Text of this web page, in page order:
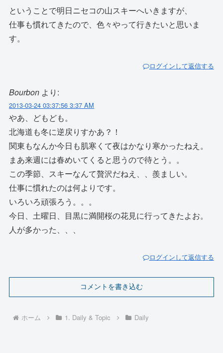
ということで明日ニセコの山スキーへいきますが、
仕事も慣れてきたので、色々やって行きたいと思いま
す。
ログインして返信する
Bourbon より:
2013-03-24 03:37:56 3:37 AM
やあ、どもども。
北海道も冬に逆戻りすかあ？！
関東もなんか今日も肌寒くて夜はかなり寒かったねえ。
まあ来週には春めいてくると思うので待とう。。
この季節、スキーなんて贅沢だねえ、、羨ましい。
仕事に慣れたのは何よりです。
いろいろ頑張ろう。。。
今日、土曜日、目黒に満開桜の花見に行ってきたよお。
人が多かった、、、
ログインして返信する
コメントを書き込む
ホーム 1. Daily & Topic Daily